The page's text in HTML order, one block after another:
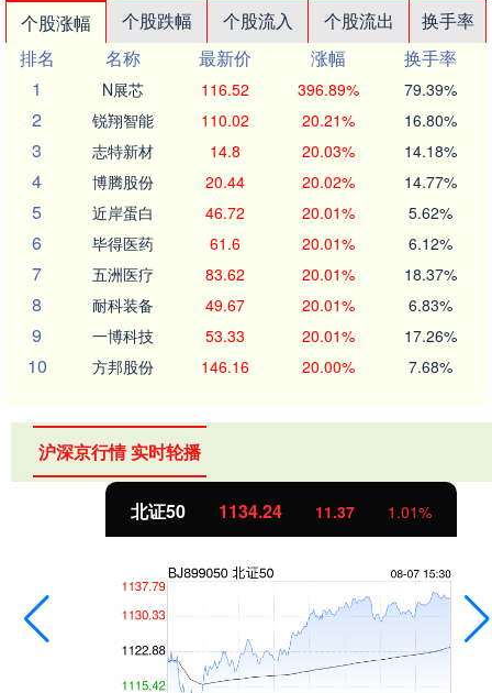
个股涨幅 个股跌幅 个股流入 个股流出
换手率
排名
名称 最新价 涨幅
换手率
1
N展芯 116.52 396.89% 79.39%
2 锐翔智能 110.02 20.21% 16.80%
3 志特新材 14.8 20.03% 14.18%
4 博腾股份 20.44 20.02% 14.77%
5 近岸蛋白 46.72 20.01% 5.62%
6 毕得医药 61.6 20.01% 6.12%
7 五洲医疗 83.62 20.01% 18.37%
8 耐科装备 49.67 20.01% 6.83%
9 一博科技 53.33 20.01% 17.26%
10 方邦股份 146.16 20.00% 7.68%
沪深京行情 实时轮播
北证50 1134.24 11.37 1.01%